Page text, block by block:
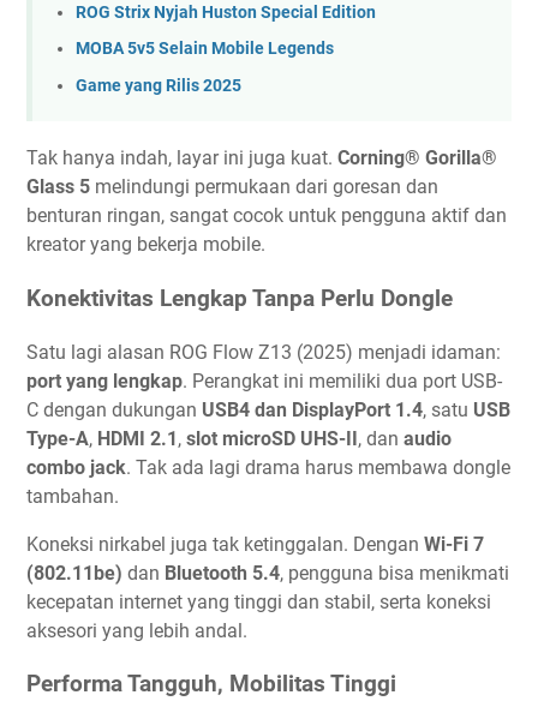
ROG Strix Nyjah Huston Special Edition
MOBA 5v5 Selain Mobile Legends
Game yang Rilis 2025
Tak hanya indah, layar ini juga kuat. Corning® Gorilla®
Glass 5 melindungi permukaan dari goresan dan
benturan ringan, sangat cocok untuk pengguna aktif dan
kreator yang bekerja mobile.
Konektivitas Lengkap Tanpa Perlu Dongle
Satu lagi alasan ROG Flow Z13 (2025) menjadi idaman:
port yang lengkap. Perangkat ini memiliki dua port USB-
C dengan dukungan USB4 dan DisplayPort 1.4, satu USB
Type-A, HDMI 2.1, slot microSD UHS-II, dan audio
combo jack. Tak ada lagi drama harus membawa dongle
tambahan.
Koneksi nirkabel juga tak ketinggalan. Dengan Wi-Fi 7
(802.11be) dan Bluetooth 5.4, pengguna bisa menikmati
kecepatan internet yang tinggi dan stabil, serta koneksi
aksesori yang lebih andal.
Performa Tangguh, Mobilitas Tinggi